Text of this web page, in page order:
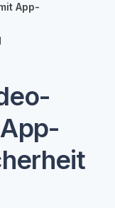
App-